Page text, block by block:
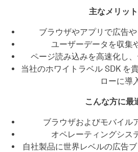
主なメリッ
ブラウザやアプリで広告
ユーザーデータを収集
ページ読み込みを高速化し
当社のホワイトラベル SDK を
ローに導
こんな方に最
ブラウザおよびモバイル
オペレーティングシス
自社製品に世界レベルの広告